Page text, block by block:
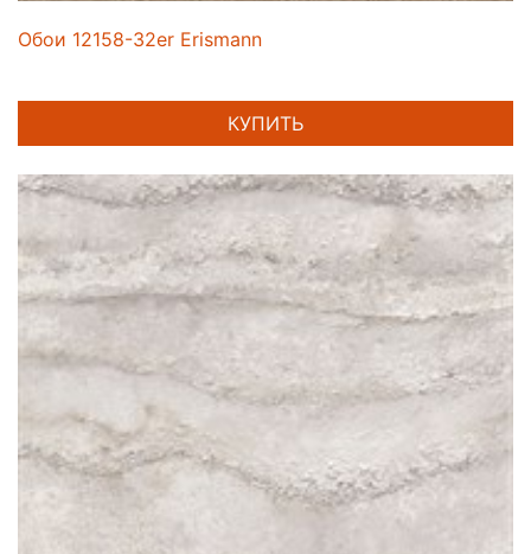
Обои 12158-32er Erismann
КУПИТЬ